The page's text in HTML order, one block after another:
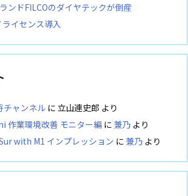
ンドFILCOのダイヤテックが倒産
イセンス導入
チャンネル に 立山連史郎 より
作業環境改善 モニター編 に 兼乃 より
with M1 インプレッション に 兼乃 より